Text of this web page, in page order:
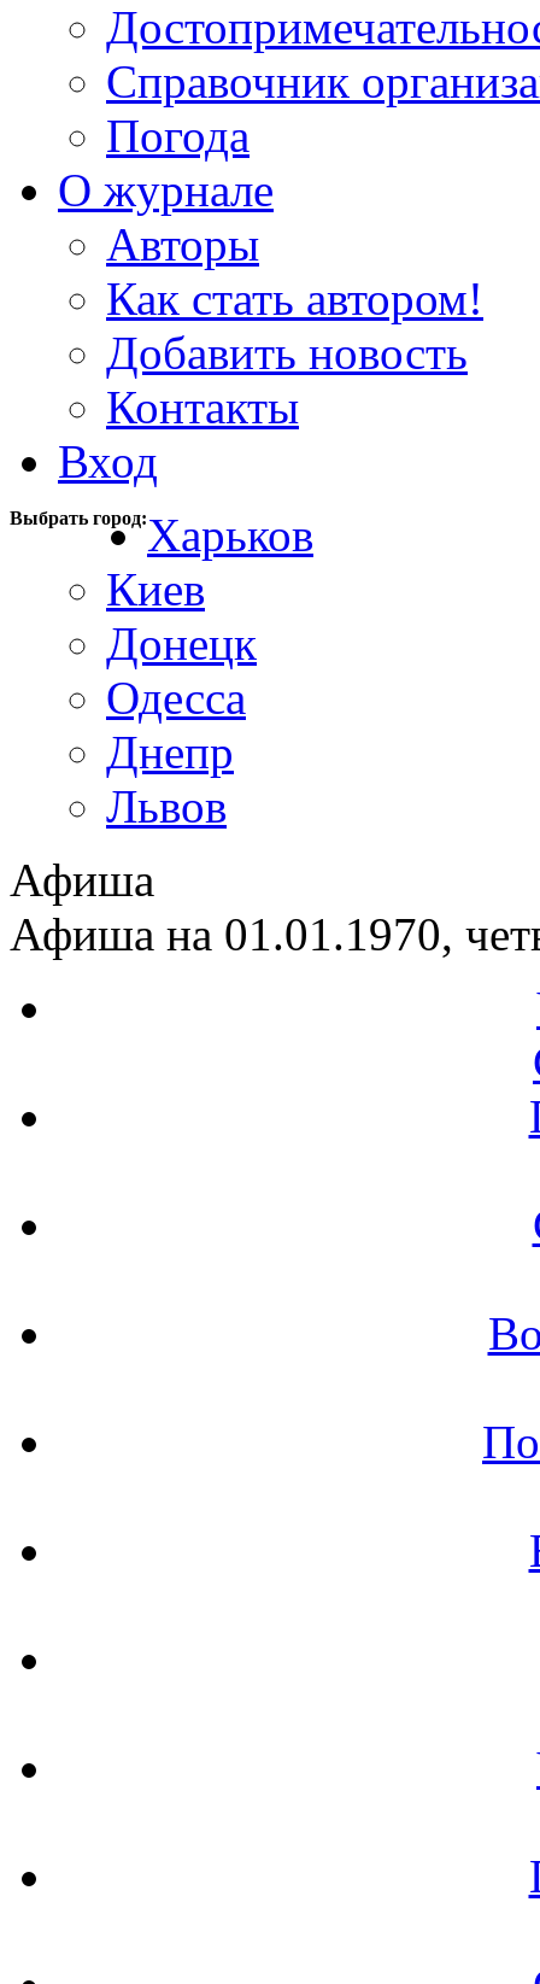
Справочник
Погода
О журнале
Авторы
Как стать автором!
Добавить новость
Контакты
Вход
Выбрать город:Харьков
Киев
Донецк
Одесса
Днепр
Львов
Афиша
Афиша на 01.01.1970,